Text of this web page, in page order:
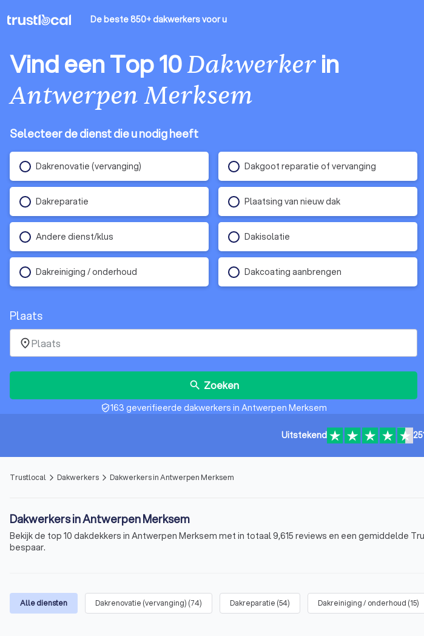
De beste 850+ dakwerkersvoor u
Vind een Top 10Dakwerkerin
Antwerpen Merksem
Selecteer de dienst die u nodig heeft
Dakrenovatie (vervanging) Dakgoot reparatie of vervanging
Dakreparatie Plaatsing van nieuw dak
Andere dienst/klus Dakisolatie
Dakreiniging / onderhoud Dakcoating aanbrengen
Plaats
place
search Zoeken
verified_user163 geverifieerde dakwerkers in Antwerpen Merksem
Uitstekend
Trustlocal arrow_forward_ios Dakwerkers arrow_forward_ios Dakwerkers in Antwerpen Merksem
Dakwerkers in Antwerpen Merksem
Bekijk de top 10 dakdekkers in Antwerpen Merksem met in totaal 9,615 reviews en een gemiddelde
bespaar.
Alle diensten Dakrenovatie (vervanging) (74) Dakreparatie (54) Dakreiniging / onderhoud (15)